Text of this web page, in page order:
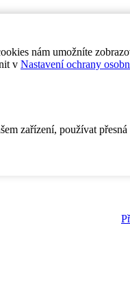
nám umožníte
v Nastavení ochrany
zařízení, používat přesná